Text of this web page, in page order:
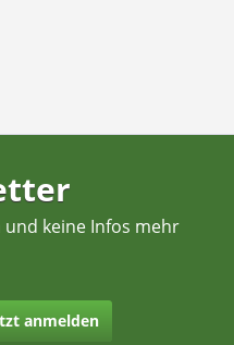
keine Infos mehr
anmelden